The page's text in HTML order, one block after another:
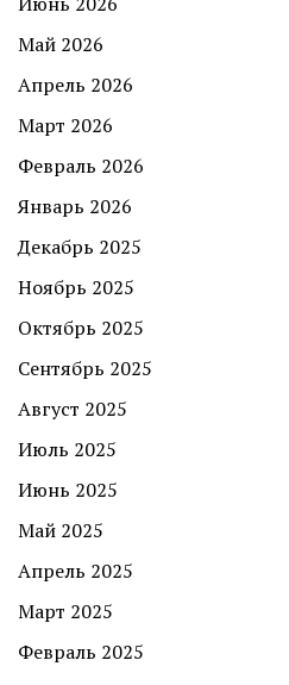
Май 2026
Апрель 2026
Март 2026
Февраль 2026
Январь 2026
Декабрь 2025
Ноябрь 2025
Октябрь 2025
Сентябрь 2025
Август 2025
Июль 2025
Июнь 2025
Май 2025
Апрель 2025
Март 2025
Февраль 2025